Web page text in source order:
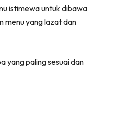
(Twitter)
istimewa untuk dibawa
menu yang lazat dan
yang paling sesuai dan